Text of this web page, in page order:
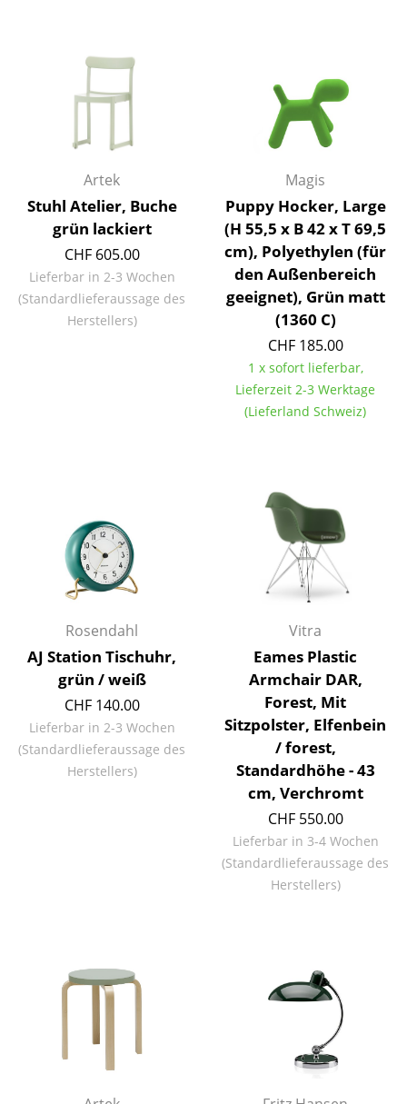
Einzelbetten
Stapelbetten
... alle Betten
Accessoires
Uhren
Spiegel
Decken
Kissen
Teppiche
Vorhänge
... alle Accessoires
Räume
Zuhause
Diele
Stauraum
Artek
Stuhl Atelier, Buche
grün lackiert
CHF 605.00
Lieferbar in 2-3 Wochen
(Standardlieferaussage des
Herstellers)
Magis
Puppy Hocker, Large
(H 55,5 x B 42 x T 69,5
cm), Polyethylen (für
den Außenbereich
geeignet), Grün matt
(1360 C)
CHF 185.00
1 x sofort lieferbar,
Lieferzeit 2-3 Werktage
(Lieferland Schweiz)
Rosendahl
AJ Station Tischuhr,
grün / weiß
CHF 140.00
Lieferbar in 2-3 Wochen
(Standardlieferaussage des
Herstellers)
Vitra
Eames Plastic
Armchair DAR,
Forest, Mit
Sitzpolster, Elfenbein
/ forest,
Standardhöhe - 43
cm, Verchromt
CHF 550.00
Lieferbar in 3-4 Wochen
(Standardlieferaussage des
Herstellers)